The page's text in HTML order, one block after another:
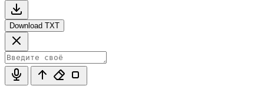
Download TXT